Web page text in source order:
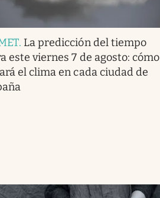
. La predicción del tiempo
este viernes 7 de agosto: cómo
el clima en cada ciudad de